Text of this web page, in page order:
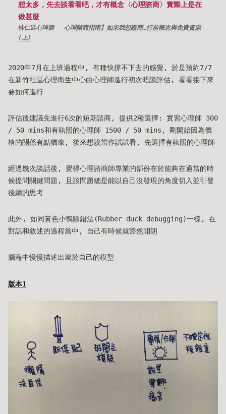
想太多，先去談看看吧，才有概念〈心理諮商〉實際上是在
做甚麼
林仁廷心理師
心理諮商指南】如果我想諮商…行前概念與免費資源
(上)
2020年7月在上班過程中, 有種快撐不下去的感覺, 於是預約7/7
在新竹社區心理衛生中心由心理師進行初次晤談評估, 看看接下來
要如何進行
評估後建議先進行6次的短期諮商, 提供2種選擇: 實習心理師 300
/ 50 mins和有執照的心理師 1500 / 50 mins, 剛開始因為價
格的關係有點猶豫, 後來想說當作試試看, 先選擇有執照的心理師
經過幾次談話後, 覺得心理諮商師專業的部份在於能夠在適當的時
候提問關鍵問題, 且該問題總是能以自己沒發現的角度切入並引發
後續的思考
此外, 如同黃色小鴨除錯法(Rubber duck debugging)一樣, 在
對話和敘述的過程當中, 自己有時候就豁然開朗
腦海中慢慢描述出屬於自己的模型
版本1